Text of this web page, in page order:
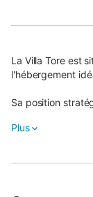
La Villa Tore est
l'hébergement
Sa position
Sardaigne), en
Plus